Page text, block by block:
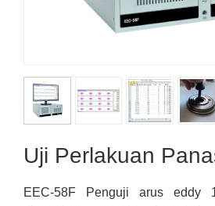
Uji Perlakuan
EEC-58F Penguji arus eddy